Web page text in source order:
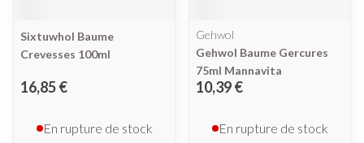
Sixtuwhol Baume
Crevesses 100ml
16,85 €
En rupture de stock
Gehwol
Gehwol Baume Gercures
75ml Mannavita
10,39 €
En rupture de stock